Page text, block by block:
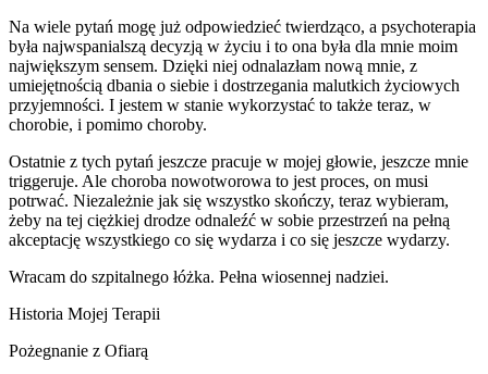
Na wiele pytań mogę już odpowiedzieć twierdząco, a psychoterapia
była najwspanialszą decyzją w życiu i to ona była dla mnie moim
największym sensem. Dzięki niej odnalazłam nową mnie, z
umiejętnością dbania o siebie i dostrzegania malutkich życiowych
przyjemności. I jestem w stanie wykorzystać to także teraz, w
chorobie, i pomimo choroby.
Ostatnie z tych pytań jeszcze pracuje w mojej głowie, jeszcze mnie
triggeruje. Ale choroba nowotworowa to jest proces, on musi
potrwać. Niezależnie jak się wszystko skończy, teraz wybieram,
żeby na tej ciężkiej drodze odnaleźć w sobie przestrzeń na pełną
akceptację wszystkiego co się wydarza i co się jeszcze wydarzy.
Wracam do szpitalnego łóżka. Pełna wiosennej nadziei.
Historia Mojej Terapii
Pożegnanie z Ofiarą